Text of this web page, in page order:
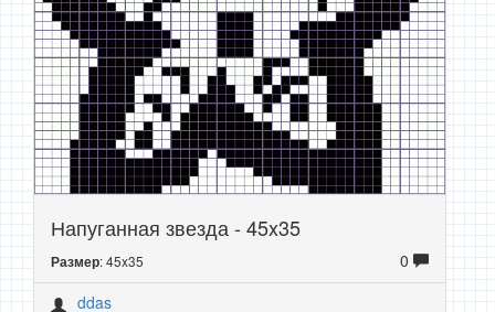
Напуганная звезда - 45x35
Размер: 45x35
0
ddas